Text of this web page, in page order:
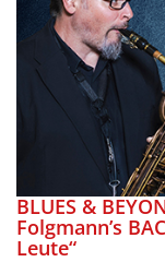
BLUES &
Folgmann’s
Leute“